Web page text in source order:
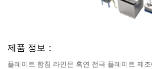
제품 정보：
플레이트 함침 라인은 흑연 전극 플레이트 제